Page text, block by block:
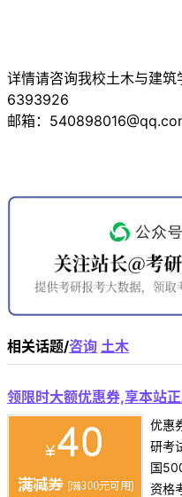
详情请咨询我校土木与建
6393926
邮箱：
相关话题/咨询 土木
领限时大额优惠券,享本站
优惠
研考
国
资格